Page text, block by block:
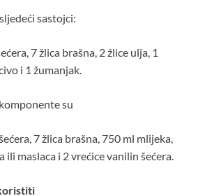
sastojci:
7 žlica brašna, 2 žlice ulja, 1
i 1 žumanjak.
su
7 žlica brašna, 750 ml mlijeka,
ili maslaca i 2 vrećice vanilin šećera.